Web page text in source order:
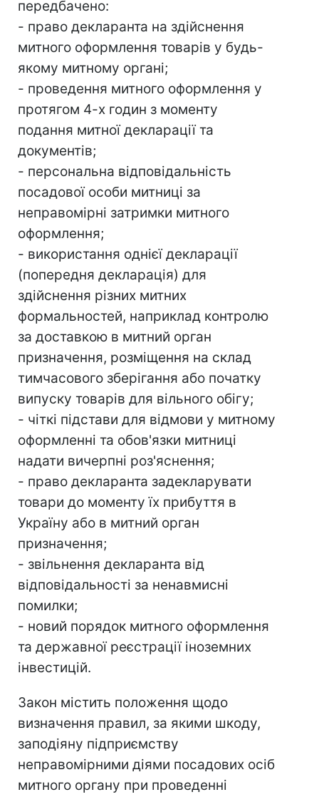
передбачено:
- право декларанта на здійснення
митного оформлення товарів у будь-
якому митному органі;
- проведення митного оформлення у
протягом 4-х годин з моменту
подання митної декларації та
документів;
- персональна відповідальність
посадової особи митниці за
неправомірні затримки митного
оформлення;
- використання однієї декларації
(попередня декларація) для
здійснення різних митних
формальностей, наприклад контролю
за доставкою в митний орган
призначення, розміщення на склад
тимчасового зберігання або початку
випуску товарів для вільного обігу;
- чіткі підстави для відмови у митному
оформленні та обов'язки митниці
надати вичерпні роз'яснення;
- право декларанта задекларувати
товари до моменту їх прибуття в
Україну або в митний орган
призначення;
- звільнення декларанта від
відповідальності за ненавмисні
помилки;
- новий порядок митного оформлення
та державної реєстрації іноземних
інвестицій.
Закон містить положення щодо
визначення правил, за якими шкоду,
заподіяну підприємству
неправомірними діями посадових осіб
митного органу при проведенні